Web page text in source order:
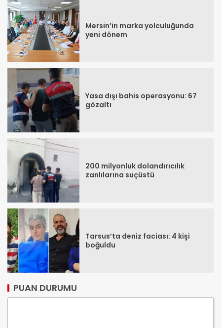
Mersin’in marka yolculuğunda
yeni dönem
Yasa dışı bahis operasyonu: 67
gözaltı
200 milyonluk dolandırıcılık
zanlılarına suçüstü
Tarsus’ta deniz faciası: 4 kişi
boğuldu
PUAN DURUMU